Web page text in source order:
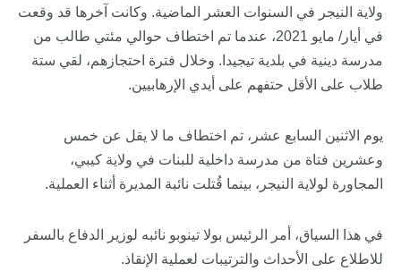
ولاية النيجر في السنوات العشر الماضية. وكانت آخرها قد وقعت
في أيار/ مايو 2021، عندما تم اختطاف حوالي مئتي طالب من
مدرسة دينية في بلدية تيجيدا. وخلال فترة احتجازهم، لقي ستة
طلاب على الأقل حتفهم على أيدي الإرهابيين.
يوم الاثنين السابع عشر، تم اختطاف ما لا يقل عن خمس
وعشرين فتاة من مدرسة داخلية للبنات في ولاية كيبي،
المجاورة لولاية النيجر، بينما قُتلت نائبة المديرة أثناء العملية.
في هذا السياق، أمر الرئيس بولا تينوبو نائبه لوزير الدفاع بالسفر
للاطلاع على الأحداث والترتيبات لعملية الإنقاذ.